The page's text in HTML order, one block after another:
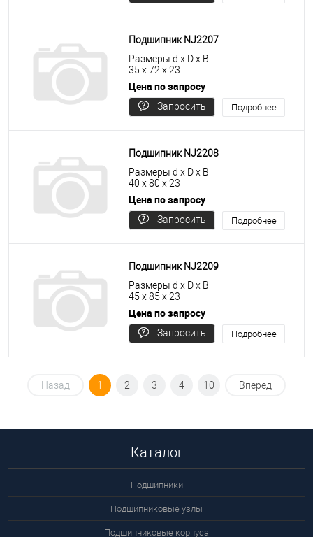
Подшипник NJ2207
Размеры d x D x B
35 x 72 x 23
Цена по запросу
Запросить
Подробнее
Подшипник NJ2208
Размеры d x D x B
40 x 80 x 23
Цена по запросу
Запросить
Подробнее
Подшипник NJ2209
Размеры d x D x B
45 x 85 x 23
Цена по запросу
Запросить
Подробнее
Назад 1 2 3 4 10 Вперед
Каталог
Подшипники
Подшипниковые узлы
Подшипниковые корпуса